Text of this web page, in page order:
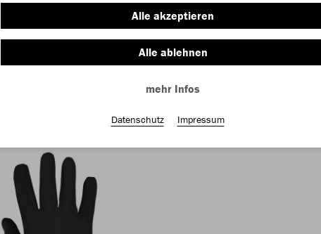
Alle akzeptieren
Alle ablehnen
mehr Infos
Datenschutz Impressum